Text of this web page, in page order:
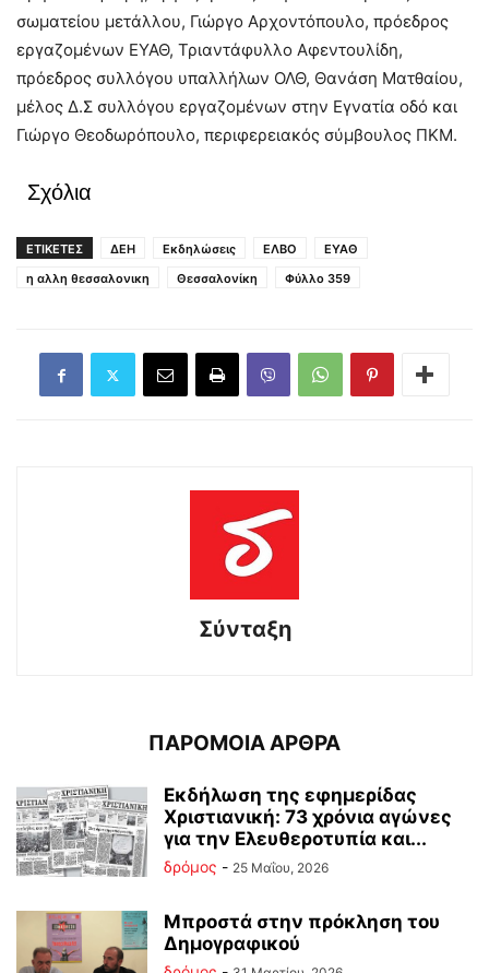
σωματείου μετάλλου, Γιώργο Αρχοντόπουλο, πρόεδρος
εργαζομένων ΕΥΑΘ, Τριαντάφυλλο Αφεντουλίδη,
πρόεδρος συλλόγου υπαλλήλων ΟΛΘ, Θανάση Ματθαίου,
μέλος Δ.Σ συλλόγου εργαζομένων στην Εγνατία οδό και
Γιώργο Θεοδωρόπουλο, περιφερειακός σύμβουλος ΠΚΜ.
Σχόλια
ΕΤΙΚΕΤΕΣ ΔΕΗ Εκδηλώσεις ΕΛΒΟ
ΕΥΑΘ
η αλλη θεσσαλονικη
Θεσσαλονίκη Φύλλο 359
Σύνταξη
ΠΑΡΟΜΟΙΑ ΑΡΘΡΑ
Εκδήλωση της εφημερίδας
Χριστιανική: 73 χρόνια αγώνες
για την Ελευθεροτυπία και...
δρόμος - 25 Μαΐου, 2026
Μπροστά στην πρόκληση του
Δημογραφικού